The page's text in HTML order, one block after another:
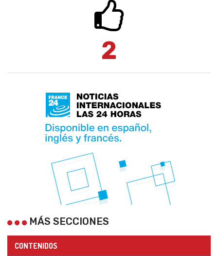
2
MÁS SECCIONES
CONTENIDOS